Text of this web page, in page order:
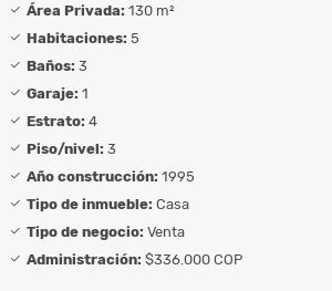
Área Privada: 130 m²
Habitaciones: 5
Baños: 3
Garaje: 1
Estrato: 4
Piso/nivel: 3
Año construcción: 1995
Tipo de inmueble: Casa
Tipo de negocio: Venta
Administración: $336.000 COP